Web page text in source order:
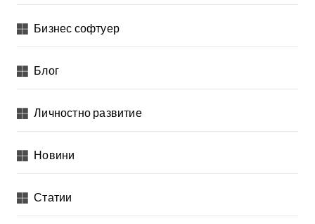
Бизнес софтуер
Блог
Личностно развитие
Новини
Статии